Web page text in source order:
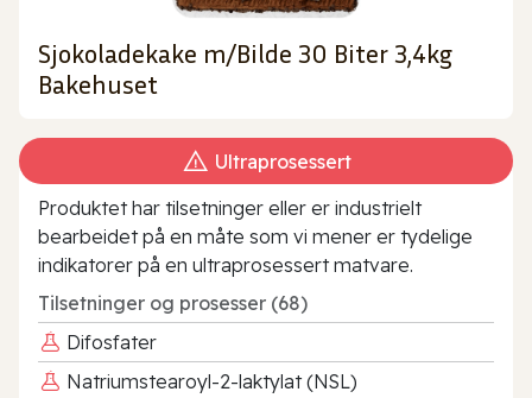
Sjokoladekake m/Bilde 30 Biter 3,4kg
Bakehuset
Ultraprosessert
Produktet har tilsetninger eller er industrielt
bearbeidet på en måte som vi mener er tydelige
indikatorer på en ultraprosessert matvare.
Tilsetninger og prosesser (68)
Difosfater
Natriumstearoyl-2-laktylat (NSL)